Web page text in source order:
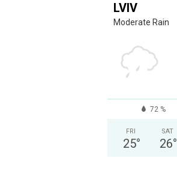
LVIV
Moderate Rain
72 %
FRI
25°
SAT
26°